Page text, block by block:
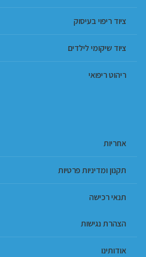
ציוד ריפוי בעיסוק
ציוד שיקומי לילדים
ריהוט ריפואי
אחריות
תקנון ומדיניות פרטיות
תנאי רכישה
הצהרת נגישות
אודותינו